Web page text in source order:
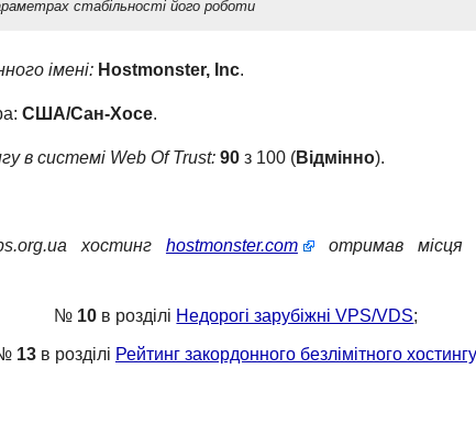
стабільності його роботи
імені: Hostmonster, Inc.
США/Сан-Хосе.
в системі Web Of Trust: 90 з 100 (Відмінно).
хостинг hostmonster.com
отримав місця
№ 10 в розділі Недорогі зарубіжні VPS/VDS;
13в розділі Рейтинг закордонного безлімітного хостингу